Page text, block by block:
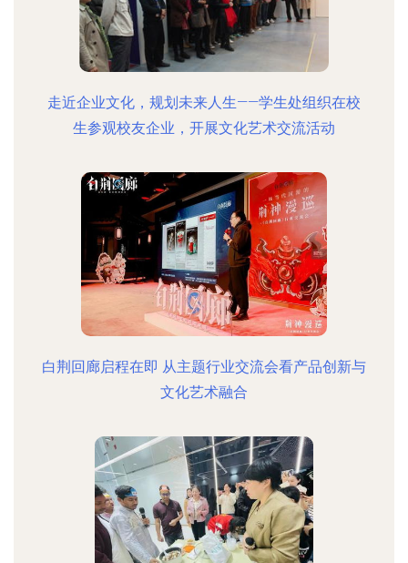
走近企业文化，规划未来人生——学生处组织在校
生参观校友企业，开展文化艺术交流活动
白荆回廊启程在即 从主题行业交流会看产品创新与
文化艺术融合